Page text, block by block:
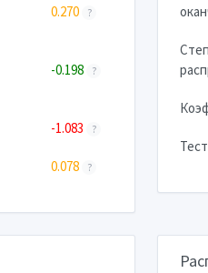
0.270 ?
-0.198 ?
-1.083 ?
0.078 ?